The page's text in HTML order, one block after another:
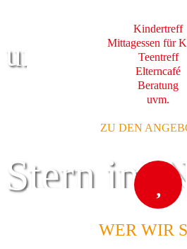
und Familie
Stern im
Kindertreff
Mittagessen für
Teentreff
Elterncafé
Beratung
uvm.
ZU DEN
WER WIR